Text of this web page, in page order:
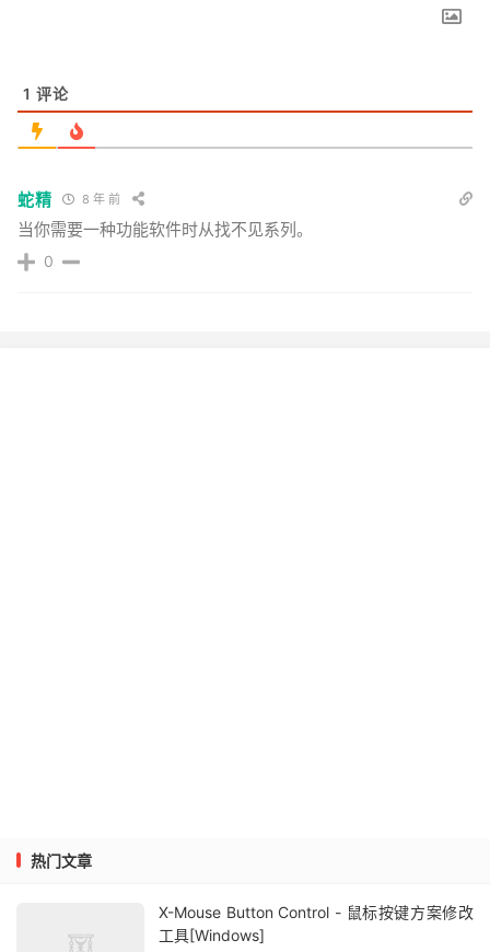
1 评论
蛇精 8 年 前
当你需要一种功能软件时从找不见系列。
0
热门文章
X-Mouse Button Control - 鼠标按键方案修改
工具[Windows]